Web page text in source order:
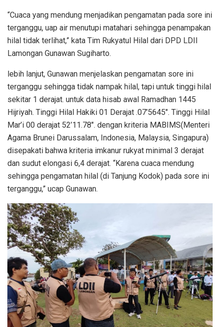
“Cuaca yang mendung menjadikan pengamatan pada sore ini
terganggu, uap air menutupi matahari sehingga penampakan
hilal tidak terlihat,” kata Tim Rukyatul Hilal dari DPD LDII
Lamongan Gunawan Sugiharto.
lebih lanjut, Gunawan menjelaskan pengamatan sore ini
terganggu sehingga tidak nampak hilal, tapi untuk tinggi hilal
sekitar 1 derajat. untuk data hisab awal Ramadhan 1445
Hijriyah. Tinggi Hilal Hakiki 01 Derajat .07’5645″. Tinggi Hilal
Mar’i 00 derajat 52’11.78″. dengan kriteria MABIMS(Menteri
Agama Brunei Darussalam, Indonesia, Malaysia, Singapura)
disepakati bahwa kriteria imkanur rukyat minimal 3 derajat
dan sudut elongasi 6,4 derajat. “Karena cuaca mendung
sehingga pengamatan hilal (di Tanjung Kodok) pada sore ini
terganggu,” ucap Gunawan.